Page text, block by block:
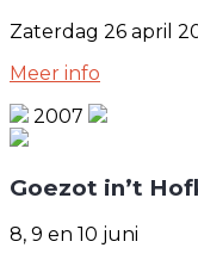
Zaterdag 26 april
Meer info
2007
Goezot in’t
8, 9 en 10 juni